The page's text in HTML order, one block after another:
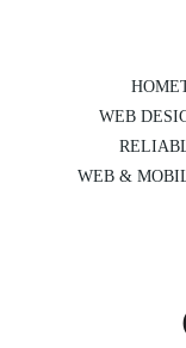
HOME
WEB
WEB &